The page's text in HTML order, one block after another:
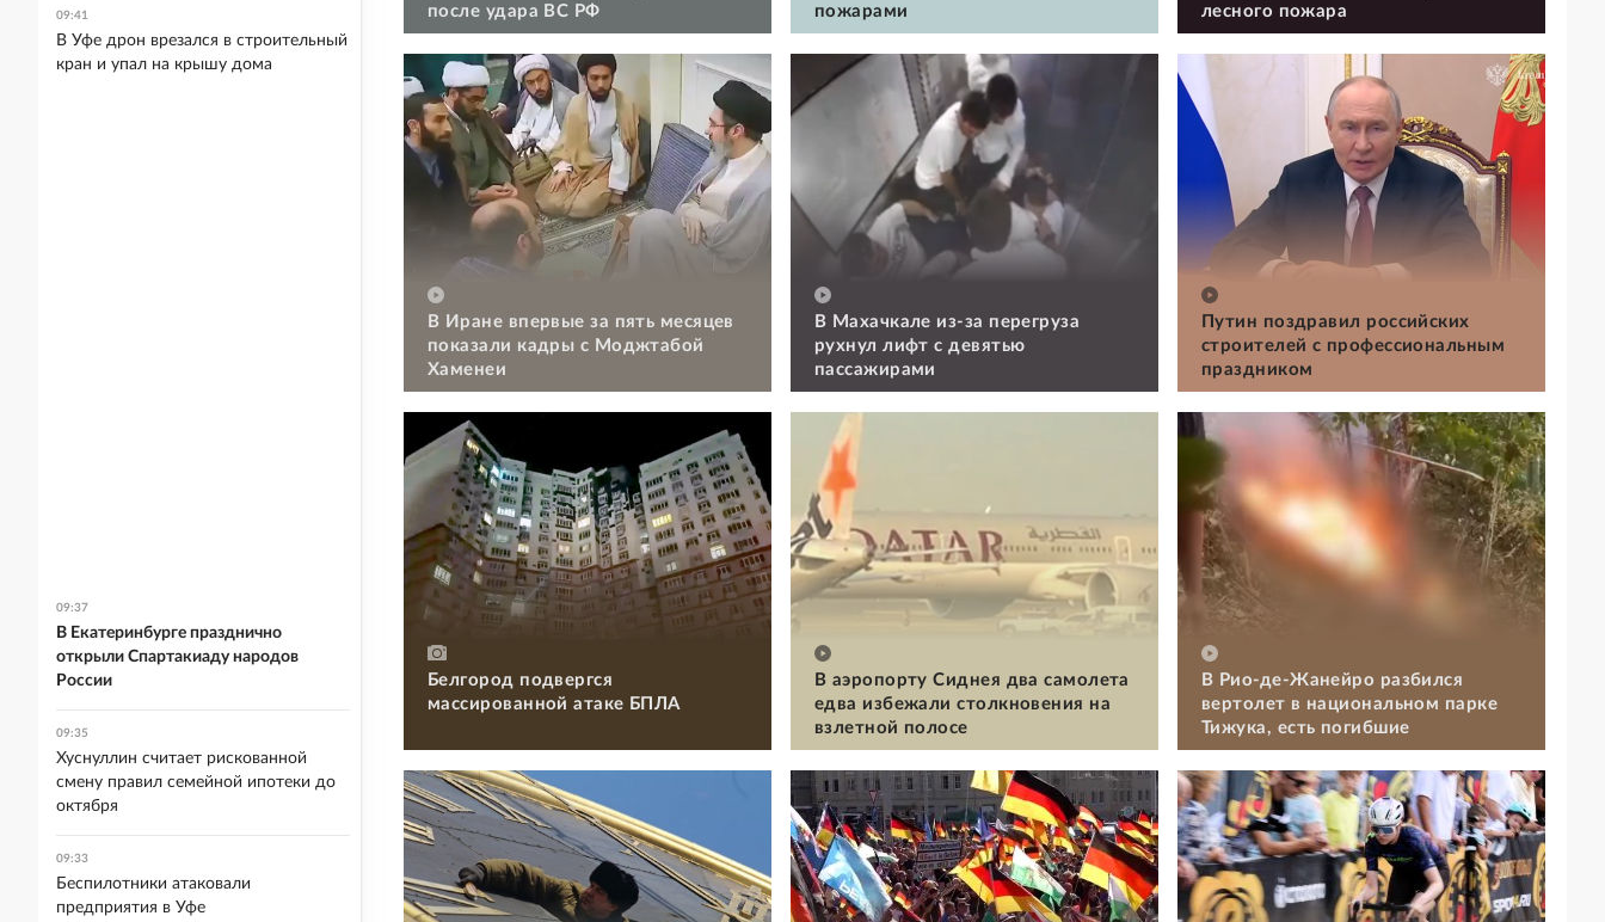
после удара ВС РФ
пожарами
лесного пожара
В Иране впервые за пять месяцев
показали кадры с Моджтабой
Хаменеи
В Махачкале из-за перегруза
рухнул лифт с девятью
пассажирами
Путин поздравил российских
строителей с профессиональным
праздником
Белгород подвергся
массированной атаке БПЛА
В аэропорту Сиднея два самолета
едва избежали столкновения на
взлетной полосе
В Рио-де-Жанейро разбился
вертолет в национальном парке
Тижука, есть погибшие
09:41
В Уфе дрон врезался в строительный
кран и упал на крышу дома
09:37
В Екатеринбурге празднично
открыли Спартакиаду народов
России
09:35
Хуснуллин считает рискованной
смену правил семейной ипотеки до
октября
09:33
Беспилотники атаковали
предприятия в Уфе